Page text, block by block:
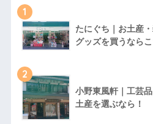
1
たにぐち｜お土産
グッズを買うならこ
2
小野東風軒｜工芸
土産を選ぶなら！